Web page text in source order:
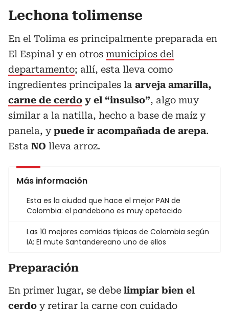
Lechona tolimense
En el Tolima es principalmente preparada en
El Espinal y en otros municipios del
departamento; allí, esta lleva como
ingredientes principales la arveja amarilla,
carne de cerdo y el “insulso”, algo muy
similar a la natilla, hecho a base de maíz y
panela, ypuede ir acompañada de arepa.
Esta NO lleva arroz.
Más información
Esta es la ciudad que hace el mejor PAN de
Colombia: el pandebono es muy apetecido
Las 10 mejores comidas típicas de Colombia según
IA: El mute Santandereano uno de ellos
Preparación
En primer lugar, se debe limpiar bien el
cerdo y retirar la carne con cuidado